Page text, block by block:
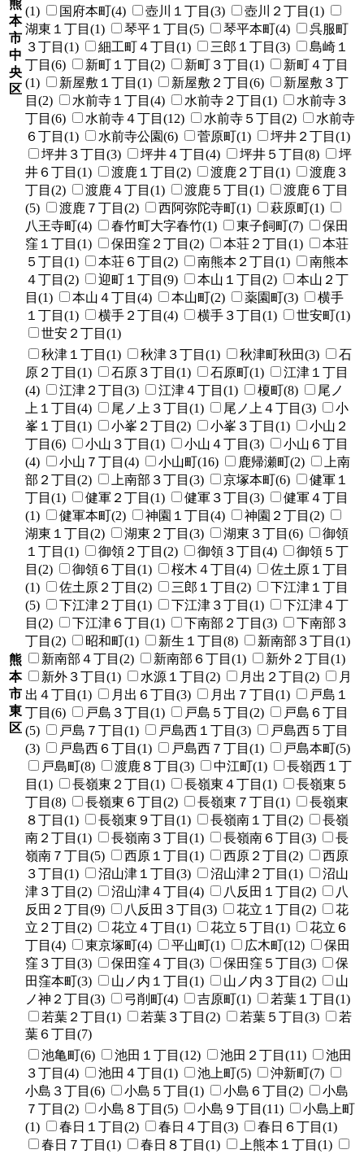
熊
本
市
中
央
区
(1)
国府本町(4) 壺川１丁目(3)
壺川２丁目(1)
湖東１丁目(1)
琴平１丁目(5) 琴平本町(4)
呉服町
３丁目(1)
細工町４丁目(1) 三郎１丁目(3)
島崎１
丁目(6)
新町１丁目(2) 新町３丁目(1)
新町４丁目
(1)
新屋敷１丁目(1) 新屋敷２丁目(6)
新屋敷３丁
目(2)
水前寺１丁目(4) 水前寺２丁目(1)
水前寺３
丁目(6)
水前寺４丁目(12) 水前寺５丁目(2)
水前寺
６丁目(1)
水前寺公園(6) 菅原町(1)
坪井２丁目(1)
坪井３丁目(3)
坪井４丁目(4) 坪井５丁目(8)
坪
井６丁目(1)
渡鹿１丁目(2) 渡鹿２丁目(1)
渡鹿３
丁目(2)
渡鹿４丁目(1) 渡鹿５丁目(1)
渡鹿６丁目
(5)
渡鹿７丁目(2) 西阿弥陀寺町(1)
萩原町(1)
八王寺町(4)
春竹町大字春竹(1) 東子飼町(7)
保田
窪１丁目(1)
保田窪２丁目(2) 本荘２丁目(1)
本荘
５丁目(1)
本荘６丁目(2) 南熊本２丁目(1)
南熊本
４丁目(2)
迎町１丁目(9) 本山１丁目(2)
本山２丁
目(1)
本山４丁目(4) 本山町(2) 薬園町(3)
横手
１丁目(1)
横手２丁目(4) 横手３丁目(1)
世安町(1)
世安２丁目(1)
熊
本
市
東
区
秋津１丁目(1) 秋津３丁目(1) 秋津町秋田(3)
石
原２丁目(1)
石原３丁目(1) 石原町(1)
江津１丁目
(4)
江津２丁目(3) 江津４丁目(1) 榎町(8)
尾ノ
上１丁目(4)
尾ノ上３丁目(1) 尾ノ上４丁目(3)
小
峯１丁目(1)
小峯２丁目(2) 小峯３丁目(1)
小山２
丁目(6)
小山３丁目(1) 小山４丁目(3)
小山６丁目
(4)
小山７丁目(4) 小山町(16) 鹿帰瀬町(2)
上南
部２丁目(2)
上南部３丁目(3) 京塚本町(6)
健軍１
丁目(1)
健軍２丁目(1) 健軍３丁目(3)
健軍４丁目
(1)
健軍本町(2) 神園１丁目(4)
神園２丁目(2)
湖東１丁目(2)
湖東２丁目(3) 湖東３丁目(6)
御領
１丁目(1)
御領２丁目(2) 御領３丁目(4)
御領５丁
目(2)
御領６丁目(1) 桜木４丁目(4)
佐土原１丁目
(1)
佐土原２丁目(2) 三郎１丁目(2)
下江津１丁目
(5)
下江津２丁目(1) 下江津３丁目(1)
下江津４丁
目(2)
下江津６丁目(1) 下南部２丁目(3)
下南部３
丁目(2)
昭和町(1) 新生１丁目(8)
新南部３丁目(1)
新南部４丁目(2)
新南部６丁目(1)
新外２丁目(1)
新外３丁目(1)
水源１丁目(2) 月出２丁目(2)
月
出４丁目(1)
月出６丁目(3) 月出７丁目(1)
戸島１
丁目(6)
戸島３丁目(1) 戸島５丁目(2)
戸島６丁目
(5)
戸島７丁目(1) 戸島西１丁目(3)
戸島西５丁目
(3)
戸島西６丁目(1) 戸島西７丁目(1)
戸島本町(5)
戸島町(8)
渡鹿８丁目(3) 中江町(1)
長嶺西１丁
目(1)
長嶺東２丁目(1) 長嶺東４丁目(1)
長嶺東５
丁目(8)
長嶺東６丁目(2) 長嶺東７丁目(1)
長嶺東
８丁目(1)
長嶺東９丁目(1) 長嶺南１丁目(2)
長嶺
南２丁目(1)
長嶺南３丁目(1) 長嶺南６丁目(3)
長
嶺南７丁目(5)
西原１丁目(1) 西原２丁目(2)
西原
３丁目(1)
沼山津１丁目(3) 沼山津２丁目(1)
沼山
津３丁目(2)
沼山津４丁目(4) 八反田１丁目(2)
八
反田２丁目(9)
八反田３丁目(3) 花立１丁目(2)
花
立２丁目(2)
花立４丁目(1) 花立５丁目(1)
花立６
丁目(4)
東京塚町(4) 平山町(1) 広木町(12)
保田
窪３丁目(3)
保田窪４丁目(3) 保田窪５丁目(3)
保
田窪本町(3)
山ノ内１丁目(1) 山ノ内３丁目(2)
山
ノ神２丁目(3)
弓削町(4) 吉原町(1)
若葉１丁目(1)
若葉２丁目(1)
若葉３丁目(2) 若葉５丁目(3)
若
葉６丁目(7)
池亀町(6) 池田１丁目(12) 池田２丁目(11)
池田
３丁目(4)
池田４丁目(1) 池上町(5)
沖新町(7)
小島３丁目(6)
小島５丁目(1) 小島６丁目(2)
小島
７丁目(2)
小島８丁目(5) 小島９丁目(11)
小島上町
(1)
春日１丁目(2) 春日４丁目(3)
春日６丁目(1)
春日７丁目(1)
春日８丁目(1)
上熊本１丁目(1)